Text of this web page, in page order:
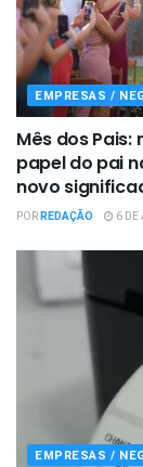
EMPRESAS /
Mês dos
papel do pai
novo
PORREDAÇÃO 6 DE
EMPRESAS /